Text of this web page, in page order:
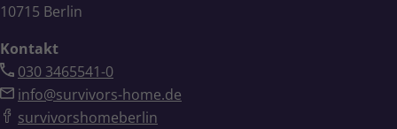
10715 Berlin
Kontakt
030 3465541-0
info@survivors-home.de
survivorshomeberlin